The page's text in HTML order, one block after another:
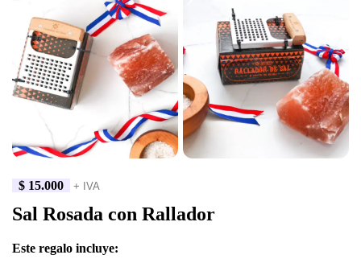
$ 15.000 + IVA
Sal Rosada con Rallador
Este regalo incluye: